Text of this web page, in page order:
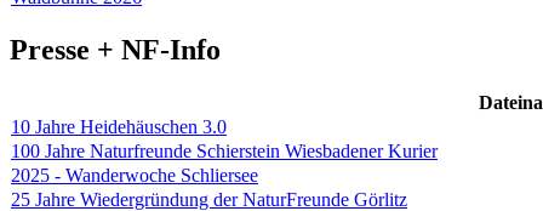
Presse + NF-Info
10 Jahre Heidehäuschen 3.0
100 Jahre Naturfreunde Schierstein Wiesbadener Kurier
2025 - Wanderwoche Schliersee
25 Jahre Wiedergründung der NaturFreunde Görlitz